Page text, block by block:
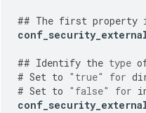
## The first property
## Identify the type
# Set to "true" for
# Set to "false" for